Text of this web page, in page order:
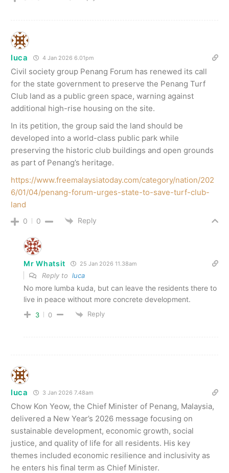
luca 4 Jan 2026 6.01pm
Civil society group Penang Forum has renewed its call
for the state government to preserve the Penang Turf
Club land as a public green space, warning against
additional high-rise housing on the site.
In its petition, the group said the land should be
developed into a world-class public park while
preserving the historic club buildings and open grounds
as part of Penang’s heritage.
https://www.freemalaysiatoday.com/category/nation/202
6/01/04/penang-forum-urges-state-to-save-turf-club-
land
0 0 Reply
Mr Whatsit 25 Jan 2026 11.38am
Reply to luca
No more lumba kuda, but can leave the residents there to
live in peace without more concrete development.
3 0 Reply
luca 3 Jan 2026 7.48am
Chow Kon Yeow, the Chief Minister of Penang, Malaysia,
delivered a New Year’s 2026 message focusing on
sustainable development, economic growth, social
justice, and quality of life for all residents. His key
themes included economic resilience and inclusivity as
he enters his final term as Chief Minister.